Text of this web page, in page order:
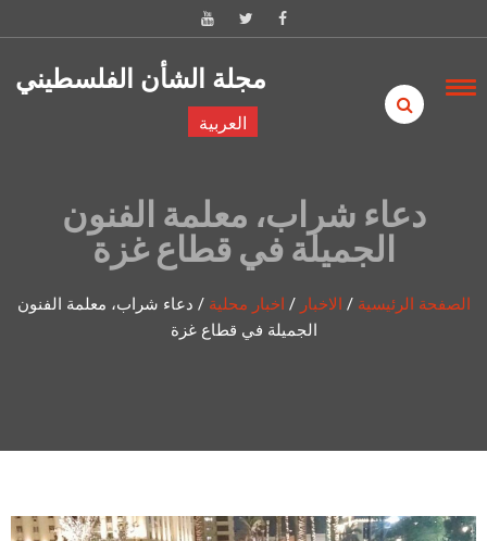
مجلة الشأن الفلسطيني
العربية
دعاء شراب، معلمة الفنون
الجميلة في قطاع غزة
الصفحة الرئيسية / الاخبار / اخبار محلية / دعاء شراب، معلمة الفنون
الجميلة في قطاع غزة